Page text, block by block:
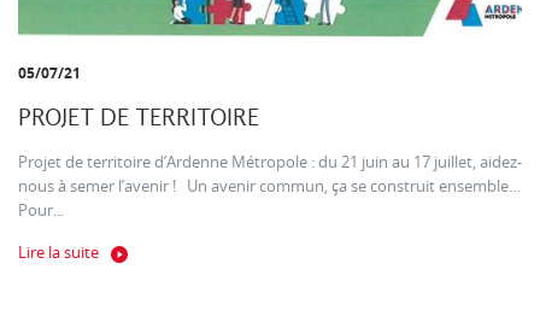
05/07/21
PROJET DE TERRITOIRE
Projet de territoire d’Ardenne Métropole : du 21 juin au 17 juillet, aidez-
nous à semer l’avenir ! Un avenir commun, ça se construit ensemble…
Pour...
Lire la suite